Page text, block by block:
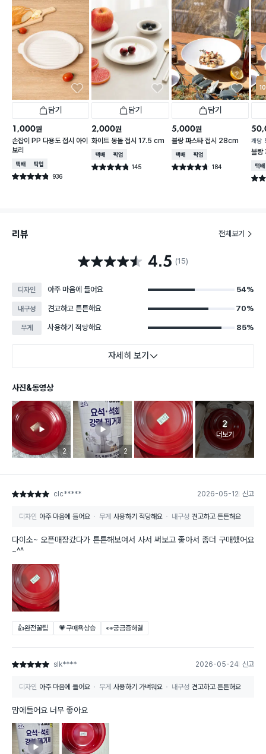
담기
1,000원
손잡이 PP 다용도 접시 아이
보리
택배배송매장픽업
별점 4.8점 936
건 작성
담기
2,000원
화이트 몽돌 접시 17.5 cm
택배배송매장픽업
별점 4.8점 145
건 작성
담기
5,000원
블랑 파스타 접시 28cm
택배배송매장픽업
별점 4.7점 184
건 작성
개당
블랑
택배
별점
리뷰 전체보기
별점 4.5점 4.5 (15)
디자인 아주 마음에 들어요 54%
내구성 견고하고 튼튼해요 70%
무게 사용하기 적당해요 85%
자세히 보기
사진&동영상
리뷰 이미지 등록 개수
2 리뷰 이미지 등록 개수
2
고객 리뷰
2
더보기
별점 5점 clc***** 2026-05-12 신고
디자인 아주 마음에 들어요 무게 사용하기 적당해요 내구성 견고하고 튼튼해요
다이소~ 오픈매장갔다가 튼튼해보여서 사서 써보고 좋아서 좀더 구매했어요
~^^
👍완전꿀팁 💗구매욕상승 👀궁금증해결
별점 5점 slk**** 2026-05-24 신고
디자인 아주 마음에 들어요 무게 사용하기 가벼워요 내구성 견고하고 튼튼해요
맘에들어요 너무 좋아요